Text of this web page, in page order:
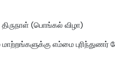
(பொங்கல் விழா)
மாற்றங்களுக்கு எம்மை